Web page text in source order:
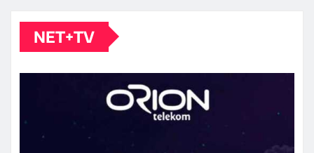
NET+TV